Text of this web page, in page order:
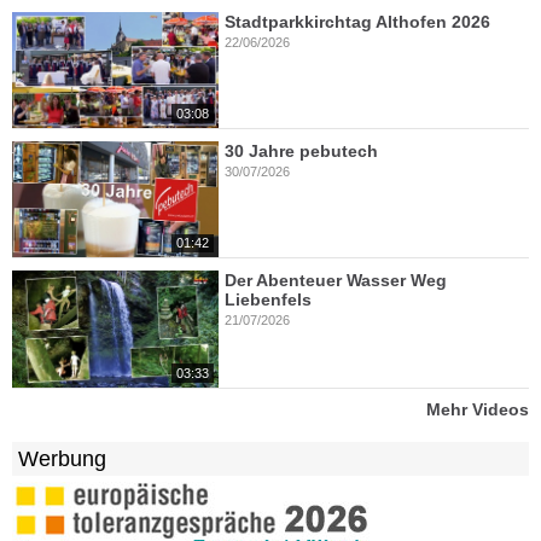
03:08
Stadtparkkirchtag Althofen 2026
22/06/2026
01:42
30 Jahre pebutech
30/07/2026
03:33
Der Abenteuer Wasser Weg
Liebenfels
21/07/2026
Mehr Videos
Werbung